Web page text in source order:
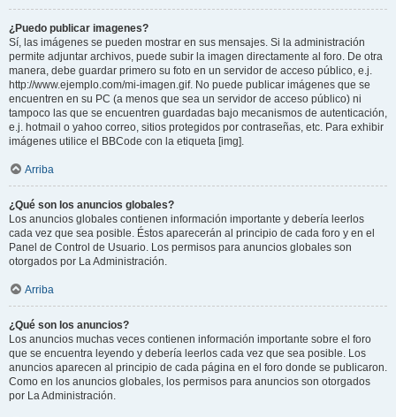
¿Puedo publicar imagenes?
Sí, las imágenes se pueden mostrar en sus mensajes. Si la administración
permite adjuntar archivos, puede subir la imagen directamente al foro. De otra
manera, debe guardar primero su foto en un servidor de acceso público, e.j.
http://www.ejemplo.com/mi-imagen.gif. No puede publicar imágenes que se
encuentren en su PC (a menos que sea un servidor de acceso público) ni
tampoco las que se encuentren guardadas bajo mecanismos de autenticación,
e.j. hotmail o yahoo correo, sitios protegidos por contraseñas, etc. Para exhibir
imágenes utilice el BBCode con la etiqueta [img].
Arriba
¿Qué son los anuncios globales?
Los anuncios globales contienen información importante y debería leerlos
cada vez que sea posible. Éstos aparecerán al principio de cada foro y en el
Panel de Control de Usuario. Los permisos para anuncios globales son
otorgados por La Administración.
Arriba
¿Qué son los anuncios?
Los anuncios muchas veces contienen información importante sobre el foro
que se encuentra leyendo y debería leerlos cada vez que sea posible. Los
anuncios aparecen al principio de cada página en el foro donde se publicaron.
Como en los anuncios globales, los permisos para anuncios son otorgados
por La Administración.